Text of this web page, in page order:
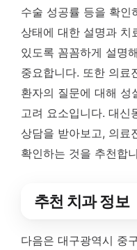
수술 성공률 등을 확인
상태에 대한 설명과 치
있도록 꼼꼼하게 설명
중요합니다. 또한 의료
환자의 질문에 대해 성
고려 요소입니다. 대신
상담을 받아보고, 의료
확인하는 것을 추천합
추천 치과 정보
다음은 대구광역시 중